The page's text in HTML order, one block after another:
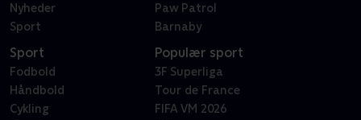
Nyheder
Sport
Paw Patrol
Barnaby
Sport
Fodbold
Håndbold
Cykling
Populær sport
3F Superliga
Tour de France
FIFA VM 2026